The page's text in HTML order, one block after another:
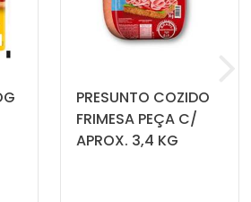
PRESUNTO COZIDO
FRIMESA PEÇA C/
APROX. 3,4 KG